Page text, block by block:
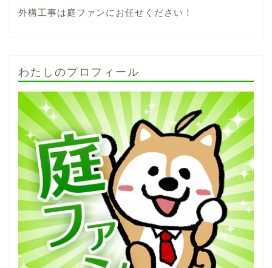
外構工事は庭ファンにお任せください！
わたしのプロフィール